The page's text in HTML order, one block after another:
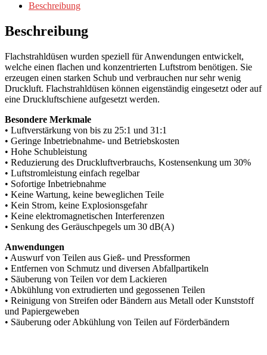
Beschreibung
Beschreibung
Flachstrahldüsen wurden speziell für Anwendungen entwickelt,
welche einen flachen und konzentrierten Luftstrom benötigen. Sie
erzeugen einen starken Schub und verbrauchen nur sehr wenig
Druckluft. Flachstrahldüsen können eigenständig eingesetzt oder auf
eine Druckluftschiene aufgesetzt werden.
Besondere Merkmale
• Luftverstärkung von bis zu 25:1 und 31:1
• Geringe Inbetriebnahme- und Betriebskosten
• Hohe Schubleistung
• Reduzierung des Druckluftverbrauchs, Kostensenkung um 30%
• Luftstromleistung einfach regelbar
• Sofortige Inbetriebnahme
• Keine Wartung, keine beweglichen Teile
• Kein Strom, keine Explosionsgefahr
• Keine elektromagnetischen Interferenzen
• Senkung des Geräuschpegels um 30 dB(A)
Anwendungen
• Auswurf von Teilen aus Gieß- und Pressformen
• Entfernen von Schmutz und diversen Abfallpartikeln
• Säuberung von Teilen vor dem Lackieren
• Abkühlung von extrudierten und gegossenen Teilen
• Reinigung von Streifen oder Bändern aus Metall oder Kunststoff
und Papiergeweben
• Säuberung oder Abkühlung von Teilen auf Förderbändern